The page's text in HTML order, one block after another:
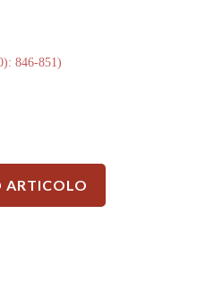
846-851)
ARTICOLO